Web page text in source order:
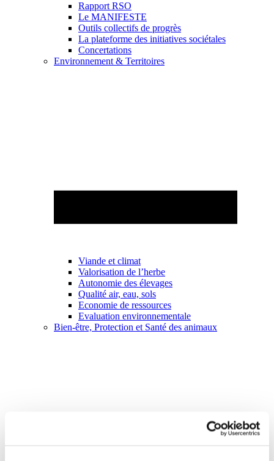
Rapport RSO
Le MANIFESTE
Outils collectifs de progrès
La plateforme des initiatives sociétales
Concertations
Environnement & Territoires
Viande et climat
Valorisation de l’herbe
Autonomie des élevages
Qualité air, eau, sols
Economie de ressources
Evaluation environnementale
Bien-être, Protection et Santé des animaux